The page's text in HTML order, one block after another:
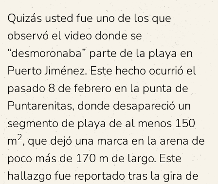
Quizás usted fue uno de los que
observó el video donde se
“desmoronaba” parte de la playa en
Puerto Jiménez. Este hecho ocurrió el
pasado 8 de febrero en la punta de
Puntarenitas, donde desapareció un
segmento de playa de al menos 150
m2, que dejó una marca en la arena de
poco más de 170 m de largo. Este
hallazgo fue reportado tras la gira de